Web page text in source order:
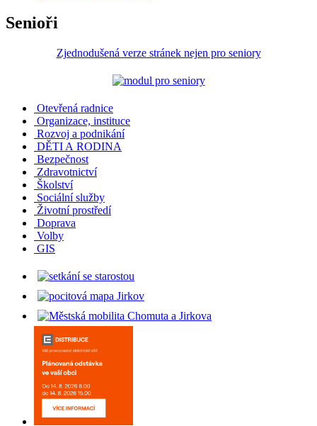
Senioři
Zjednodušená verze stránek nejen pro seniory
Otevřená radnice
Organizace, instituce
Rozvoj a podnikání
DĚTI A RODINA
Bezpečnost
Zdravotnictví
Školství
Sociální služby
Životní prostředí
Doprava
Volby
GIS